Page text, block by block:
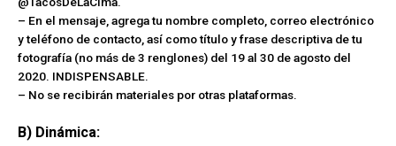
– En el mensaje, agrega tu nombre completo, correo electrónico
y teléfono de contacto, así como título y frase descriptiva de tu
fotografía (no más de 3 renglones) del 19 al 30 de agosto del
2020. INDISPENSABLE.
– No se recibirán materiales por otras plataformas.
B) Dinámica: